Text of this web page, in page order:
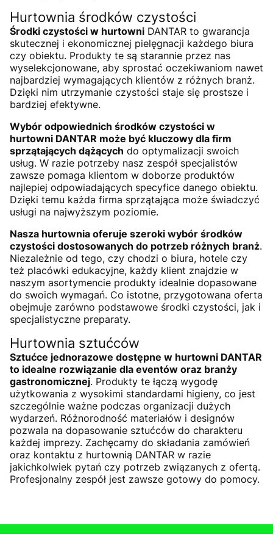
Hurtownia środków czystości
Środki czystości w hurtowni DANTAR to gwarancja
skutecznej i ekonomicznej pielęgnacji każdego biura
czy obiektu. Produkty te są starannie przez nas
wyselekcjonowane, aby sprostać oczekiwaniom nawet
najbardziej wymagających klientów z różnych branż.
Dzięki nim utrzymanie czystości staje się prostsze i
bardziej efektywne.
Wybór odpowiednich środków czystości w
hurtowni DANTAR może być kluczowy dla firm
sprzątających dążących do optymalizacji swoich
usług. W razie potrzeby nasz zespół specjalistów
zawsze pomaga klientom w doborze produktów
najlepiej odpowiadających specyfice danego obiektu.
Dzięki temu każda firma sprzątająca może świadczyć
usługi na najwyższym poziomie.
Nasza hurtownia oferuje szeroki wybór środków
czystości dostosowanych do potrzeb różnych branż.
Niezależnie od tego, czy chodzi o biura, hotele czy
też placówki edukacyjne, każdy klient znajdzie w
naszym asortymencie produkty idealnie dopasowane
do swoich wymagań. Co istotne, przygotowana oferta
obejmuje zarówno podstawowe środki czystości, jak i
specjalistyczne preparaty.
Hurtownia sztućców
Sztućce jednorazowe dostępne w hurtowni DANTAR
to idealne rozwiązanie dla eventów oraz branży
gastronomicznej. Produkty te łączą wygodę
użytkowania z wysokimi standardami higieny, co jest
szczególnie ważne podczas organizacji dużych
wydarzeń. Różnorodność materiałów i designów
pozwala na dopasowanie sztućców do charakteru
każdej imprezy. Zachęcamy do składania zamówień
oraz kontaktu z hurtownią DANTAR w razie
jakichkolwiek pytań czy potrzeb związanych z ofertą.
Profesjonalny zespół jest zawsze gotowy do pomocy.